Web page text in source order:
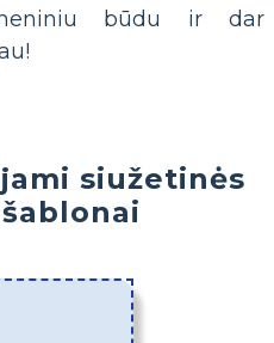
būdu ir dar
siužetinės